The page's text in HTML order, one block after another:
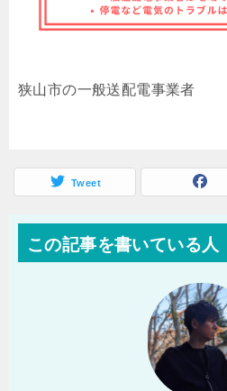
狭山市の一般送配電事業者
Tweet
この記事を書いている人